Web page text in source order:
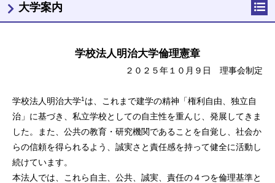
学校法人明治大学倫理憲章
２０２５年１０月９日 理事会制定
学校法人明治大学1 は、これまで建学の精神「権利自由、独立自
治」に基づき、私立学校としての自主性を重んじ、発展してきま
した。また、公共の教育・研究機関であることを自覚し、社会か
らの信頼を得られるよう、誠実さと責任感を持って健全に活動し
続けています。
本法人では、これら自主、公共、誠実、責任の４つを倫理基準と
大学案内